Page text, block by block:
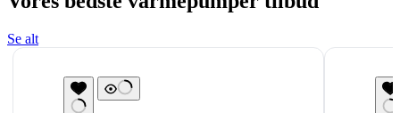
Se alt